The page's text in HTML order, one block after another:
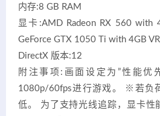
内存:8 GB RAM
显卡:AMD Radeon RX 560 with
GeForce GTX 1050 Ti with 4GB
DirectX 版本:12
附注事项:画面设定为”性能优
1080p/60fps进行游戏。 ※若负
低。 为了支持光线追踪，显卡性